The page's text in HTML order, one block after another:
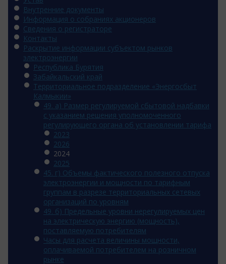
Внутренние документы
Информация о собраниях акционеров
Сведения о регистраторе
Контакты
Раскрытие информации субъектом рынков
электроэнергии
Республика Бурятия
Забайкальский край
Территориальное подразделение «Энергосбыт
Калмыкии»
49. а) Размер регулируемой сбытовой надбавки
с указанием решения уполномоченного
регулирующего органа об установлении тарифа
2023
2026
2024
2025
45. г) Объемы фактического полезного отпуска
электроэнергии и мощности по тарифным
группам в разрезе территориальных сетевых
организаций по уровням
49. б) Предельные уровни нерегулируемых цен
на электрическую энергию (мощность),
поставляемую потребителям
Часы для расчета величины мощности,
оплачиваемой потребителем на розничном
рынке